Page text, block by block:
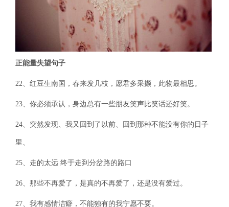
正能量失望句子
22、红豆生南国，春来发几枝，愿君多采撷，此物最相思。
23、你必须承认，身边总有一些朋友笑声比笑话还好笑。
24、突然发现、我又回到了以前、回到那种不能没有你的日子
里、
25、走的太远 终于走到分岔路的路口
26、那些不再爱了，是真的不再爱了，还是没有爱过。
27、我有感情洁癖，不能独有的我宁愿不要。